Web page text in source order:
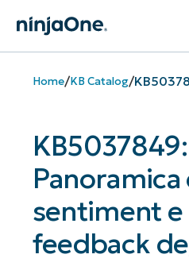
Home/KB Catalog/
KB5037849:
Panoramica
sentiment e
feedback